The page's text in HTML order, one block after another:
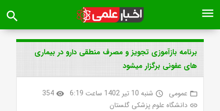
menu
search
برنامه بازآموزی تجویز و مصرف منطقی دارو در بیماری
های عفونی برگزار میشود
folder_open عمومی access_time شنبه 10 تیر 1402 ساعت 6:19 visibility
354
link دانشگاه علوم پزشکی گلستان